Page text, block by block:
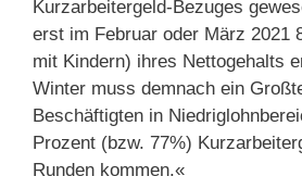
Kurzarbeitergeld-Bezuges
erst im Februar oder März 2021
mit Kindern) ihres Nettogehalts
Winter muss demnach ein
Beschäftigten in
Prozent (bzw. 77%)
Runden kommen.«